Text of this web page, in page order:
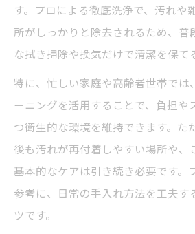
す。プロによる徹底洗浄で、汚れや
所がしっかりと除去されるため、普
な拭き掃除や換気だけで清潔を保て
特に、忙しい家庭や高齢者世帯では
ーニングを活用することで、負担や
つ衛生的な環境を維持できます。た
後も汚れが再付着しやすい場所や、
基本的なケアは引き続き必要です。
参考に、日常の手入れ方法を工夫す
ツです。